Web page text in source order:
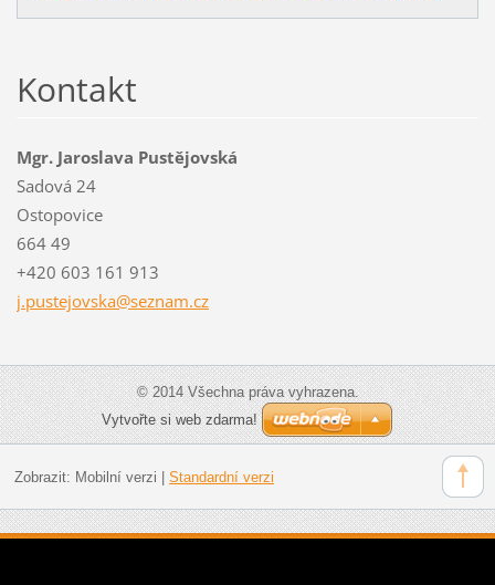
Kontakt
Mgr. Jaroslava Pustějovská
Sadová 24
Ostopovice
664 49
+420 603 161 913
j.pustejovska@seznam.cz
© 2014 Všechna práva vyhrazena.
Vytvořte si web zdarma!
Zobrazit: Mobilní verzi Standardní verzi